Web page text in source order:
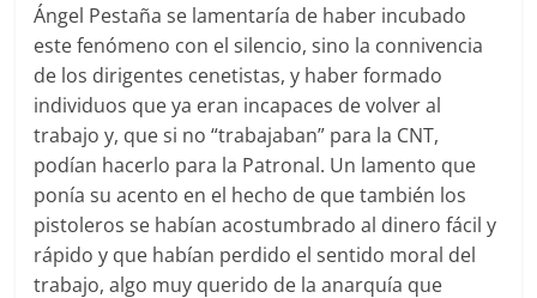
Ángel Pestaña se lamentaría de haber incubado
este fenómeno con el silencio, sino la connivencia
de los dirigentes cenetistas, y haber formado
individuos que ya eran incapaces de volver al
trabajo y, que si no “trabajaban” para la CNT,
podían hacerlo para la Patronal. Un lamento que
ponía su acento en el hecho de que también los
pistoleros se habían acostumbrado al dinero fácil y
rápido y que habían perdido el sentido moral del
trabajo, algo muy querido de la anarquía que